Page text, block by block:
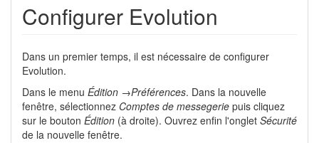
Configurer Evolution
Dans un premier temps, il est nécessaire de configurer
Evolution.
Dans le menu Édition →Préférences. Dans la nouvelle
fenêtre, sélectionnez Comptes de messegerie puis cliquez
sur le bouton Édition (à droite). Ouvrez enfin l'onglet Sécurité
de la nouvelle fenêtre.